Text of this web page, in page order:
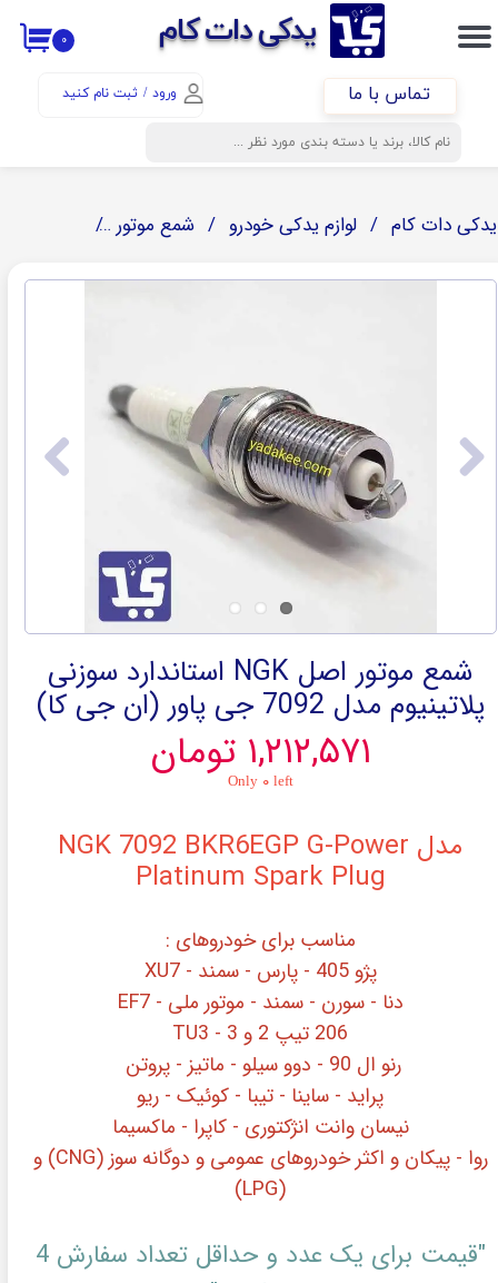
​​یدکی دات کام
ورود / ثبت نام کنید
حساب کاربری من
تغییر گذر واژه
سفارشات
۰
تماس با ما
یدکی دات کام لوازم یدکی خودرو شمع موتور
شمع موتور اصل NGK استاندارد سوزنی
پلاتینیوم مدل 7092 جی پاور (ان جی کا)
۱,۲۱۲,۵۷۱ تومان
Only ۰ left
مدل NGK 7092 BKR6EGP G-Power
Platinum Spark Plug
مناسب برای خودروهای :
پژو 405 - پارس - سمند - XU7
دنا - سورن - سمند - موتور ملی - EF7
206 تیپ 2 و 3 - TU3
رنو ال 90 - دوو سیلو - ماتیز - پروتن
پراید - ساینا - تیبا - کوئیک - ریو
نیسان وانت انژکتوری - کاپرا - ماکسیما
روا - پیکان
و اکثر خودروهای عمومی و دوگانه سوز (CNG) و
(LPG)
"قیمت برای یک عدد و حداقل تعداد سفارش 4